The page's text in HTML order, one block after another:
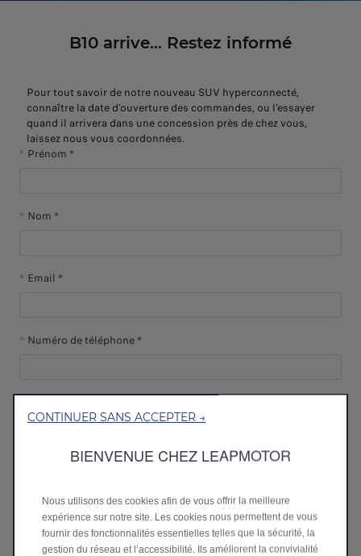
B10 arrive... Restez informé
Pour tout savoir de notre nouveau SUV hyperconnecté,
connaître la date d'ouverture des commandes, ou l'essayer
quand il arrivera dans une concession près de chez vous,
laissez nous vous coordonnées.
Prénom *
Nom *
Email *
Numéro de téléphone *
Modèle *
CONSENTEMENT
CONTINUER SANS ACCEPTER →
BIENVENUE CHEZ LEAPMOTOR
Nous utilisons des cookies afin de vous offrir la meilleure
expérience sur notre site. Les cookies nous permettent de vous
fournir des fonctionnalités essentielles telles que la sécurité, la
gestion du réseau et l’accessibilité. Ils améliorent la convivialité